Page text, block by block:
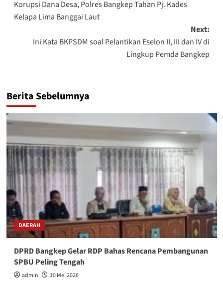
navigation
Korupsi Dana Desa, Polres Bangkep Tahan Pj. Kades
Kelapa Lima Banggai Laut
Next:
Ini Kata BKPSDM soal Pelantikan Eselon II, III dan IV di
Lingkup Pemda Bangkep
Berita Sebelumnya
DAERAH
DPRD Bangkep Gelar RDP Bahas Rencana Pembangunan
SPBU Peling Tengah
admin 10 Mei 2026